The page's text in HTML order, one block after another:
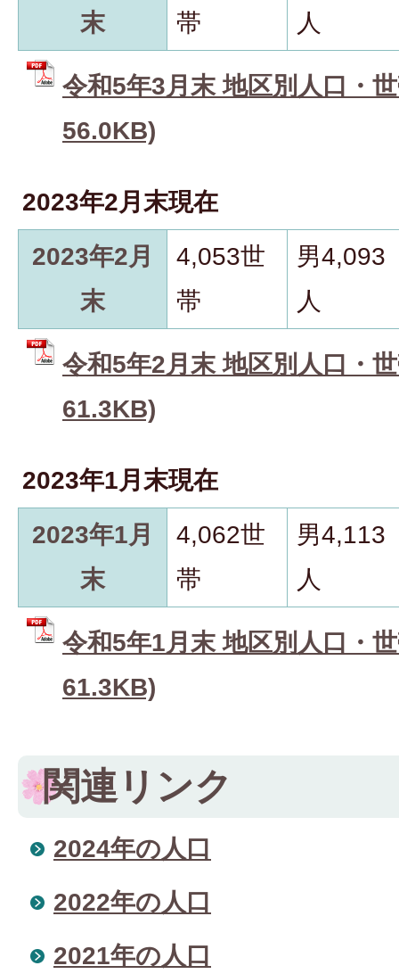
末 帯 人
令和5年3月末 地区別人口・
56.0KB)
2023年2月末現在
2023年2月
末
4,053世
帯
男4,093
人
令和5年2月末 地区別人口・
61.3KB)
2023年1月末現在
2023年1月
末
4,062世
帯
男4,113
人
令和5年1月末 地区別人口・
61.3KB)
関連リンク
2024年の人口
2022年の人口
2021年の人口